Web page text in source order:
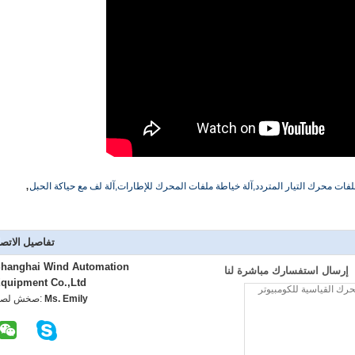
محرك التيار المتردد,آلة خياطة ملفات المحرك للإطارات,آلة لف مع حياكة الحبل,
تفاصيل
Wind Automation
Co.,Ltd
اتصل Ms. Emily
إرسال استفسارك مباشرة لنا